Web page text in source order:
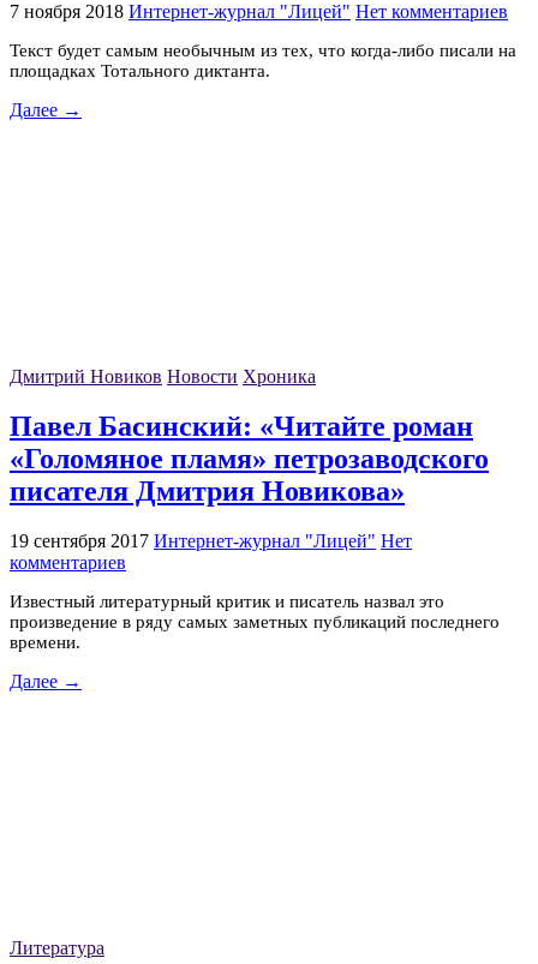
7 ноября 2018 Интернет-журнал "Лицей" Нет комментариев
Текст будет самым необычным из тех, что когда-либо писали на
площадках Тотального диктанта.
Далее →
Дмитрий Новиков Новости Хроника
Павел Басинский: «Читайте роман
«Голомяное пламя» петрозаводского
писателя Дмитрия Новикова»
19 сентября 2017 Интернет-журнал "Лицей" Нет
комментариев
Известный литературный критик и писатель назвал это
произведение в ряду самых заметных публикаций последнего
времени.
Далее →
Литература